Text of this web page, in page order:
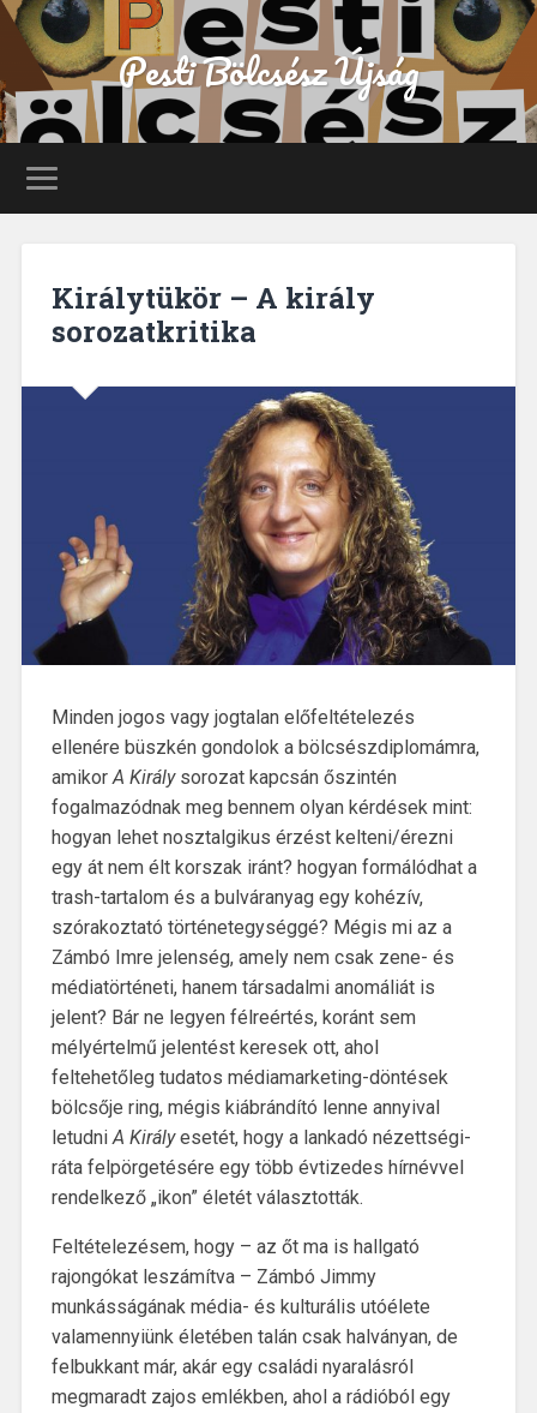
Pesti Bölcsész Újság
Királytükör – A király
sorozatkritika
Minden jogos vagy jogtalan előfeltételezés
ellenére büszkén gondolok a bölcsészdiplomámra,
amikorA Király sorozat kapcsán őszintén
fogalmazódnak meg bennem olyan kérdések mint:
hogyan lehet nosztalgikus érzést kelteni/érezni
egy át nem élt korszak iránt? hogyan formálódhat a
trash-tartalom és a bulváranyag egy kohézív,
szórakoztató történetegységgé? Mégis mi az a
Zámbó Imre jelenség, amely nem csak zene- és
médiatörténeti, hanem társadalmi anomáliát is
jelent? Bár ne legyen félreértés, koránt sem
mélyértelmű jelentést keresek ott, ahol
feltehetőleg tudatos médiamarketing-döntések
bölcsője ring, mégis kiábrándító lenne annyival
letudniA Királyesetét, hogy a lankadó nézettségi-
ráta felpörgetésére egy több évtizedes hírnévvel
rendelkező „ikon” életét választották.
Feltételezésem, hogy – az őt ma is hallgató
rajongókat leszámítva – Zámbó Jimmy
munkásságának média- és kulturális utóélete
valamennyiünk életében talán csak halványan, de
felbukkant már, akár egy családi nyaralásról
megmaradt zajos emlékben, ahol a rádióból egy